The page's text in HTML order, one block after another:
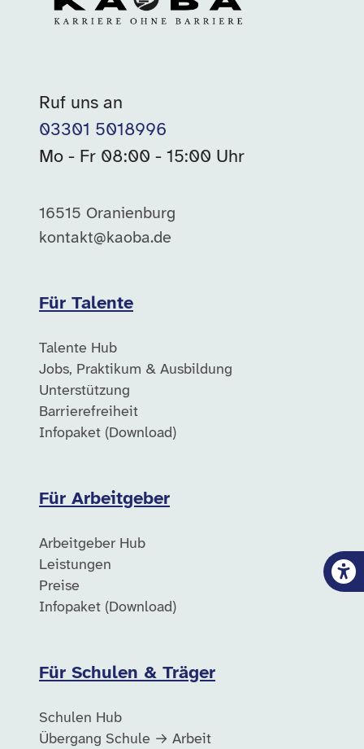
Ruf uns an
03301 5018996
Mo - Fr 08:00 - 15:00 Uhr
16515 Oranienburg
kontakt@kaoba.de
Für Talente
Talente Hub
Jobs, Praktikum & Ausbildung
Unterstützung
Barrierefreiheit
Infopaket (Download)
Für Arbeitgeber
Arbeitgeber Hub
Leistungen
Preise
Infopaket (Download)
Für Schulen & Träger
Schulen Hub
Übergang Schule → Arbeit